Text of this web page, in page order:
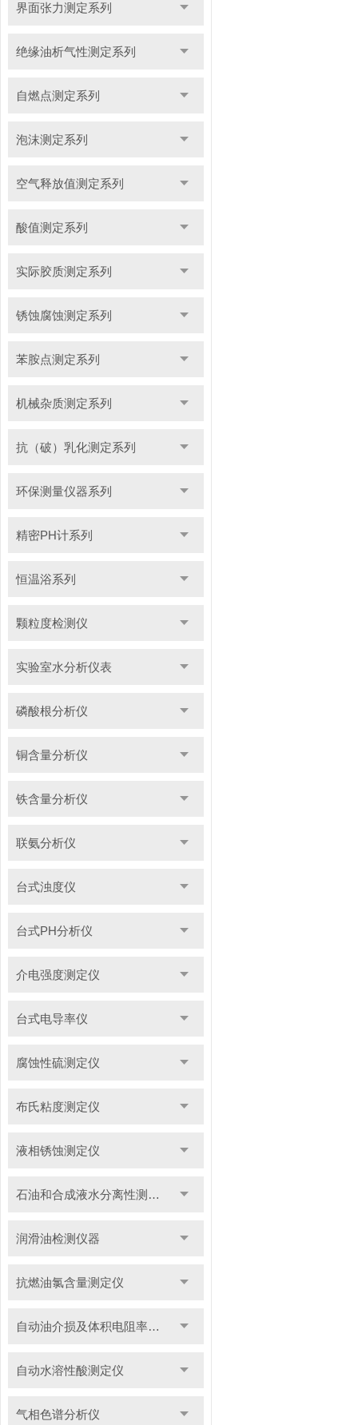
界面张力测定系列
绝缘油析气性测定系列
自燃点测定系列
泡沫测定系列
空气释放值测定系列
酸值测定系列
实际胶质测定系列
锈蚀腐蚀测定系列
苯胺点测定系列
机械杂质测定系列
抗（破）乳化测定系列
环保测量仪器系列
精密PH计系列
恒温浴系列
颗粒度检测仪
实验室水分析仪表
磷酸根分析仪
铜含量分析仪
铁含量分析仪
联氨分析仪
台式浊度仪
台式PH分析仪
介电强度测定仪
台式电导率仪
腐蚀性硫测定仪
布氏粘度测定仪
液相锈蚀测定仪
石油和合成液水分离性测定仪
润滑油检测仪器
抗燃油氯含量测定仪
自动油介损及体积电阻率测定仪
自动水溶性酸测定仪
气相色谱分析仪